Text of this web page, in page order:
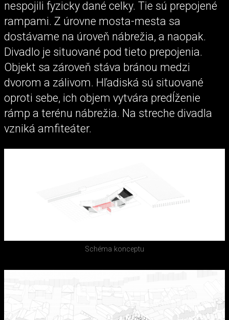
nespojili fyzicky dané celky. Tie sú prepojené
rampami. Z úrovne mosta-mesta sa
dostávame na úroveň nábrežia, a naopak.
Divadlo je situované pod tieto prepojenia.
Objekt sa zároveň stáva bránou medzi
dvorom a zálivom. Hľadiská sú situované
oproti sebe, ich objem vytvára predĺženie
rámp a terénu nábrežia. Na streche divadla
vzniká amfiteáter.
Schéma konceptu